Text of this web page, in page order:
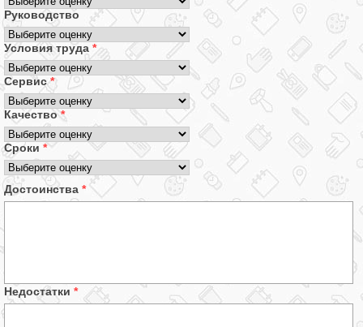
Руководство
Условия труда *
Сервис*
Качество*
Сроки *
Достоинства *
Недостатки *